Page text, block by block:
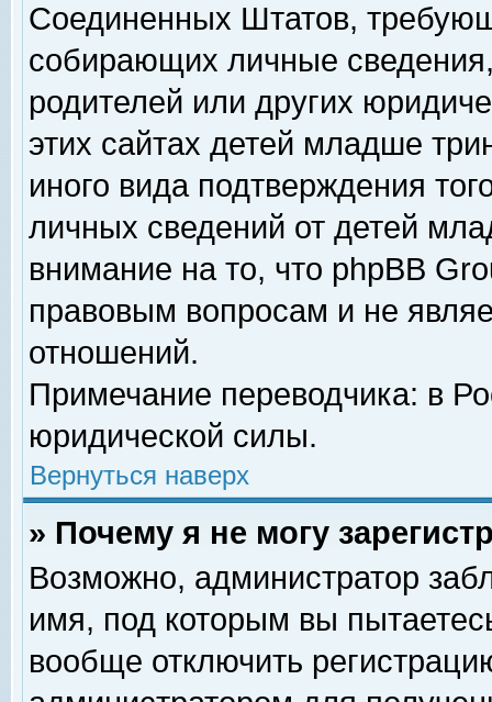
Соединенных Штатов,
собирающих личные
родителей или других
этих сайтах детей младше
иного вида подтверждения
личных сведений от детей
внимание на то, что phpBB
правовым вопросам и не
отношений.
Примечание переводчика: в
юридической силы.
Вернуться наверх
» Почему я не могу
Возможно, администратор
имя, под которым вы
вообще отключить